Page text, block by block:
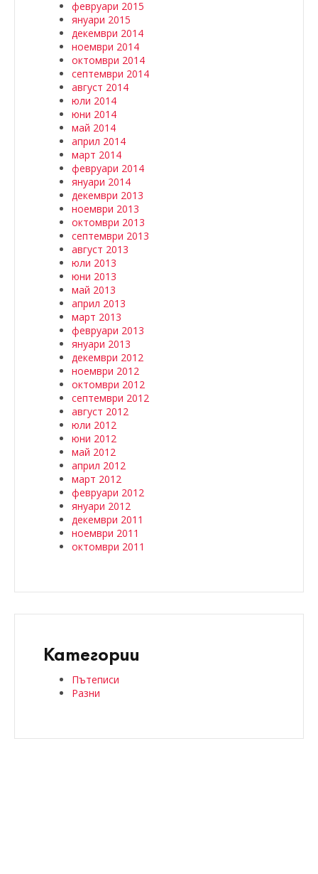
февруари 2015
януари 2015
декември 2014
ноември 2014
октомври 2014
септември 2014
август 2014
юли 2014
юни 2014
май 2014
април 2014
март 2014
февруари 2014
януари 2014
декември 2013
ноември 2013
октомври 2013
септември 2013
август 2013
юли 2013
юни 2013
май 2013
април 2013
март 2013
февруари 2013
януари 2013
декември 2012
ноември 2012
октомври 2012
септември 2012
август 2012
юли 2012
юни 2012
май 2012
април 2012
март 2012
февруари 2012
януари 2012
декември 2011
ноември 2011
октомври 2011
Категории
Пътеписи
Разни